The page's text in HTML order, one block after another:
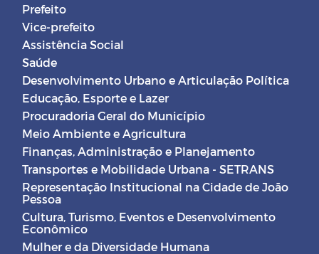
Prefeito
Vice-prefeito
Assistência Social
Saúde
Desenvolvimento Urbano e Articulação Política
Educação, Esporte e Lazer
Procuradoria Geral do Município
Meio Ambiente e Agricultura
Finanças, Administração e Planejamento
Transportes e Mobilidade Urbana - SETRANS
Representação Institucional na Cidade de João
Pessoa
Cultura, Turismo, Eventos e Desenvolvimento
Econômico
Mulher e da Diversidade Humana